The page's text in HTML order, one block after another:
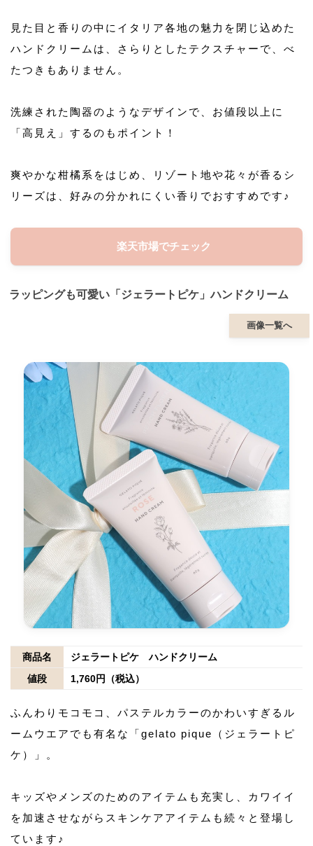
見た目と香りの中にイタリア各地の魅力を閉じ込めた
ハンドクリームは、さらりとしたテクスチャーで、べ
たつきもありません。
洗練された陶器のようなデザインで、お値段以上に
「高見え」するのもポイント！
爽やかな柑橘系をはじめ、リゾート地や花々が香るシ
リーズは、好みの分かれにくい香りでおすすめです♪
楽天市場でチェック
ラッピングも可愛い「ジェラートピケ」ハンドクリーム
画像一覧へ
商品名
ジェラートピケ ハンドクリーム
値段
1,760円（税込）
ふんわりモコモコ、パステルカラーのかわいすぎるル
ームウエアでも有名な「gelato pique（ジェラートピ
ケ）」。
キッズやメンズのためのアイテムも充実し、カワイイ
を加速させながらスキンケアアイテムも続々と登場し
ています♪